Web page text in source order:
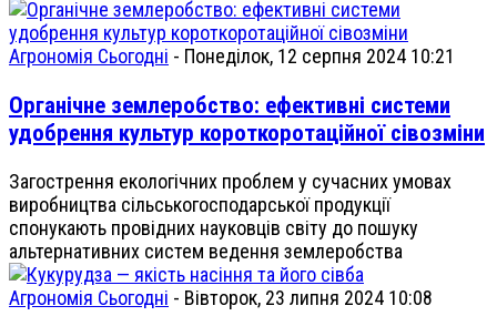
Агрономія Сьогодні - Понеділок, 12 серпня 2024 10:21
Органічне землеробство: ефективні системи
удобрення культур короткоротаційної сівозміни
Загострення екологічних проблем у сучасних умовах
виробництва сільськогосподарської продукції
спонукають провідних науковців світу до пошуку
альтернативних систем ведення землеробства
Агрономія Сьогодні - Вівторок, 23 липня 2024 10:08